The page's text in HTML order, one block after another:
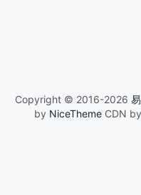
Copyright © 2016-2026
by NiceTheme CDN by